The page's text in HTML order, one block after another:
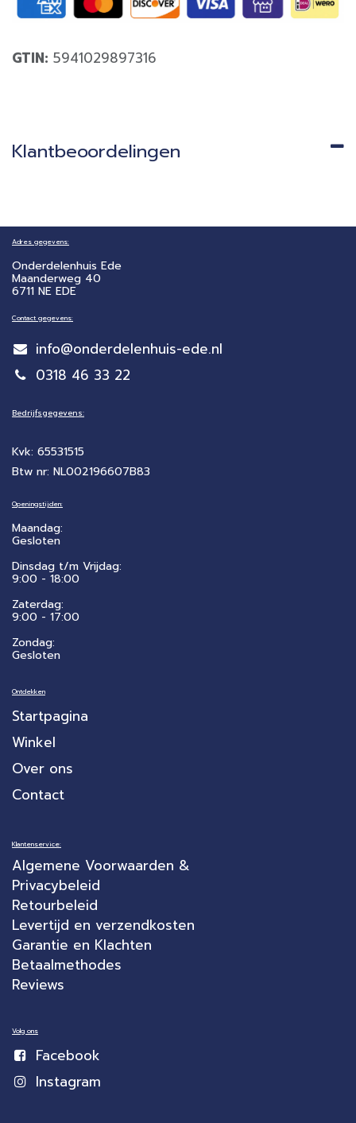
GTIN: 5941029897316
Klantbeoordelingen
Adres gegevens:
Onderdelenhuis Ede
Maanderweg 40
6711 NE EDE
Contact gegevens:
info@onderdelenhuis-ede.nl
0318 46 33 22
Bedrijfsgegevens:
Kvk: 65531515
Btw nr: NL002196607B83
Openingstijden:
Maandag:
Gesloten
Dinsdag t/m Vrijdag:
9:00 - 18:00
Zaterdag:
​9:00 - 17:00
Zondag:
Gesloten
Ontdekken
Startpagina
Winkel
Over ons
Contact
Klantenservice:
Algemene Voorwaarden &
Privacybeleid
Retourbeleid
Levertijd en verzendkosten
Garantie en Klachten
Betaalmethodes
Reviews
Volg ons
Facebook
Instagram